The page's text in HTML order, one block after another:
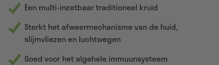
Een multi-inzetbaar traditioneel kruid
Sterkt het afweermechanisme van de huid,
slijmvliezen en luchtwegen
Goed voor het algehele immuunsysteem